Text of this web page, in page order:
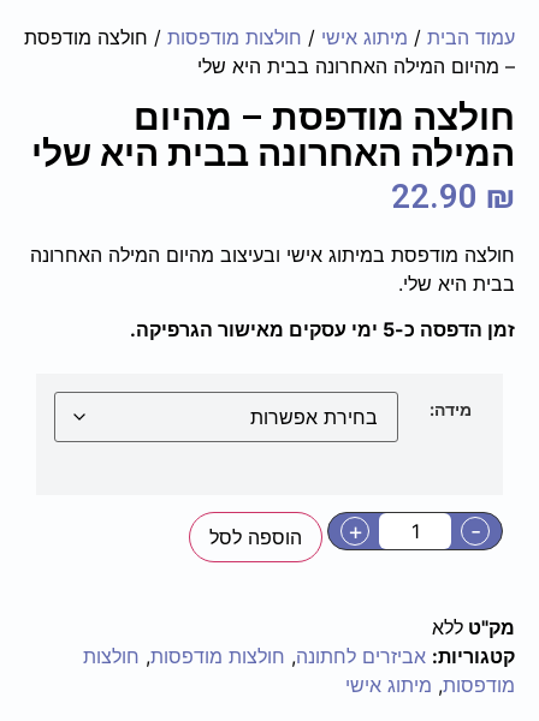
עמוד הבית / מיתוג אישי / חולצות מודפסות / חולצה מודפסת
– מהיום המילה האחרונה בבית היא שלי
חולצה מודפסת – מהיום
המילה האחרונה בבית היא שלי
22.90 ₪
חולצה מודפסת במיתוג אישי ובעיצוב מהיום המילה האחרונה
בבית היא שלי.
זמן הדפסה כ-5 ימי עסקים מאישור הגרפיקה.
מידה:
-
+ הוספה לסל
מק"ט ללא
קטגוריות: אביזרים לחתונה, חולצות מודפסות, חולצות
מודפסות, מיתוג אישי